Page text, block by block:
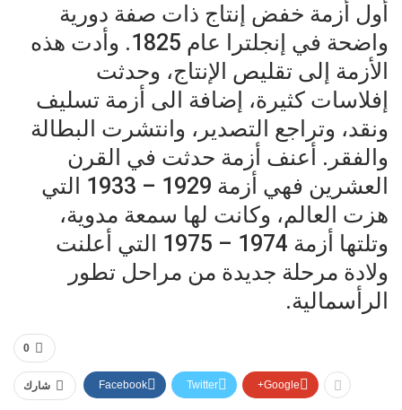
أول أزمة خفض إنتاج ذات صفة دورية
واضحة في إنجلترا عام 1825. وأدت هذه
الأزمة إلى تقليص الإنتاج، وحدثت
إفلاسات كثيرة، إضافة الى أزمة تسليف
ونقد، وتراجع التصدير، وانتشرت البطالة
والفقر. أعنف أزمة حدثت في القرن
العشرين فهي أزمة 1929 – 1933 التي
هزت العالم، وكانت لها سمعة مدوية،
وتلتها أزمة 1974 – 1975 التي أعلنت
ولادة مرحلة جديدة من مراحل تطور
الرأسمالية.
0
شارك Facebook Twitter Google+